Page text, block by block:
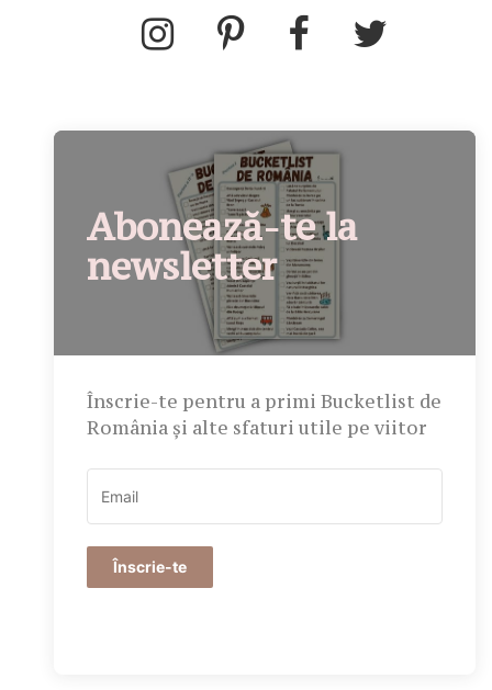
Abonează-te la
newsletter
Înscrie-te pentru a primi Bucketlist de
România și alte sfaturi utile pe viitor
Înscrie-te